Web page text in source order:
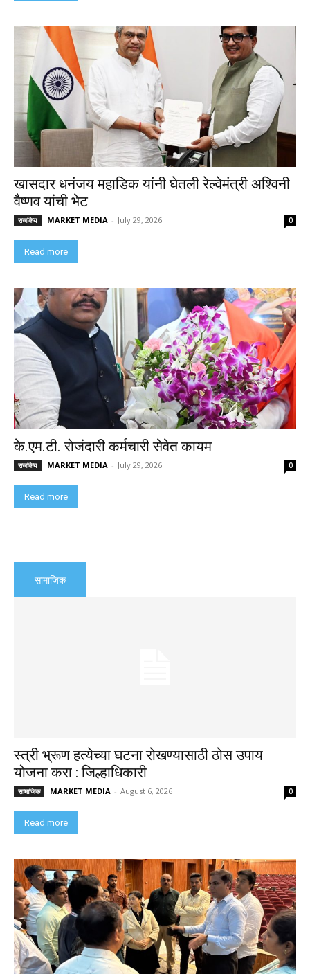
खासदार धनंजय महाडिक यांनी घेतली रेल्वेमंत्री अश्विनी
वैष्णव यांची भेट
राजकिय MARKET MEDIA - July 29, 2026 0
Read more
के.एम.टी. रोजंदारी कर्मचारी सेवेत कायम
राजकिय MARKET MEDIA - July 29, 2026 0
Read more
सामाजिक
स्त्री भ्रूण हत्येच्या घटना रोखण्यासाठी ठोस उपाय
योजना करा : जिल्हाधिकारी
सामाजिक MARKET MEDIA - August 6, 2026 0
Read more